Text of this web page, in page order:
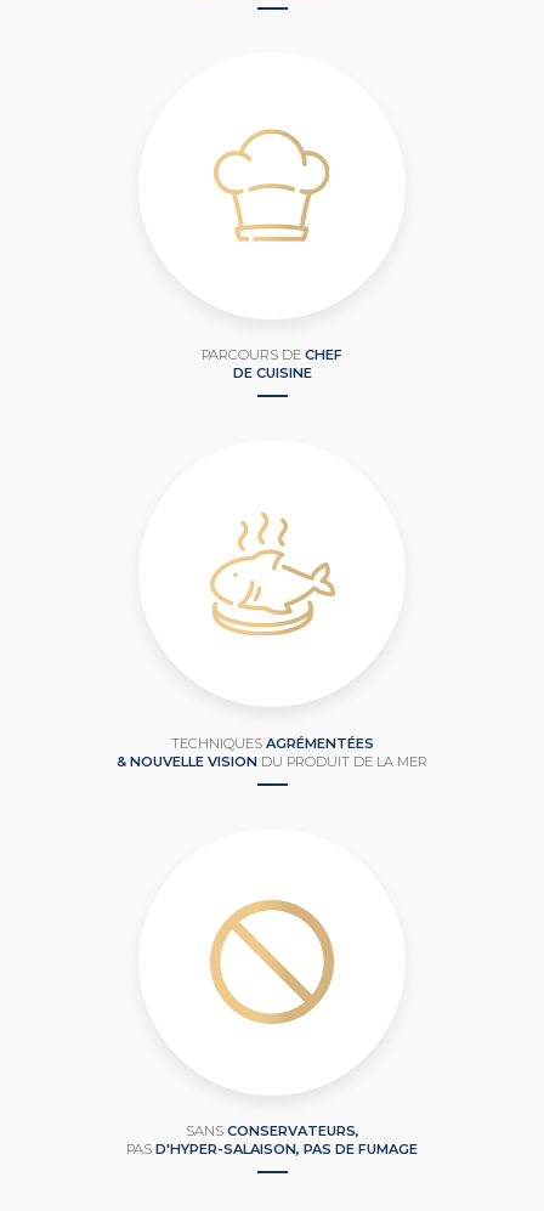
PARCOURS DE CHEF
DE CUISINE
TECHNIQUES AGRÉMENTÉES
& NOUVELLE VISION DU PRODUIT DE LA MER
SANS CONSERVATEURS,
PAS D'HYPER-SALAISON, PAS DE FUMAGE